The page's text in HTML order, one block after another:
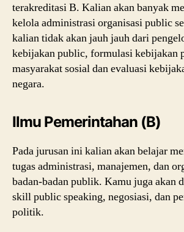
terakreditasi B. Kalian akan banyak
kelola administrasi organisasi public
kalian tidak akan jauh jauh dari
kebijakan public, formulasi kebijakan
masyarakat sosial dan evaluasi
negara.
Ilmu Pemerintahan (B)
Pada jurusan ini kalian akan belajar
tugas administrasi, manajemen, dan
badan-badan publik. Kamu juga akan
skill public speaking, negosiasi, dan
politik.